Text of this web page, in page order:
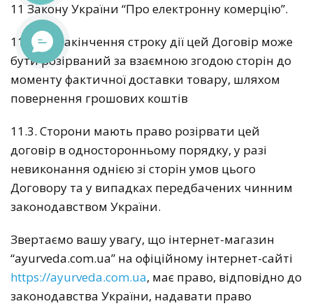
11 Закону України “Про електронну комерцію”.
11.2. До закінчення строку дії цей Договір може
бути розірваний за взаємною згодою сторін до
моменту фактичної доставки товару, шляхом
повернення грошових коштів
11.3. Сторони мають право розірвати цей
договір в односторонньому порядку, у разі
невиконання однією зі сторін умов цього
Договору та у випадках передбачених чинним
законодавством України.
Звертаємо вашу увагу, що інтернет-магазин
“ayurveda.com.ua” на офіційному інтернет-сайті
https://ayurveda.com.ua, має право, відповідно до
законодавства України, надавати право